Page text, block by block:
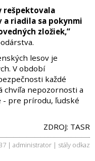
rešpektovala
a riadila sa pokynmi
zložiek,“
lesov je
V období
každé
chvíľa nepozornosti a
- pre prírodu, ľudské
ZDROJ: TASR
| administrator | stály odkaz